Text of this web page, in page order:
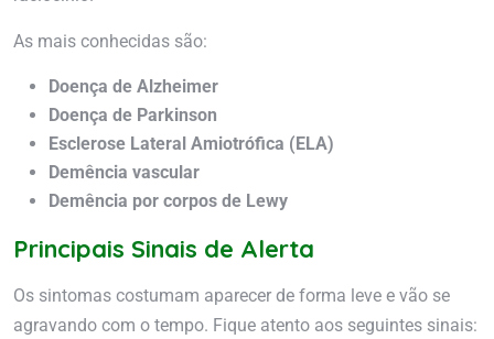
As mais conhecidas são:
Doença de Alzheimer
Doença de Parkinson
Esclerose Lateral Amiotrófica (ELA)
Demência vascular
Demência por corpos de Lewy
Principais Sinais de Alerta
Os sintomas costumam aparecer de forma leve e vão se
agravando com o tempo. Fique atento aos seguintes sinais: